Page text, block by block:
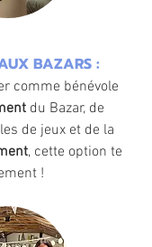
BAZARS :
comme bénévole
du Bazar, de
de jeux et de la
, cette option te
!